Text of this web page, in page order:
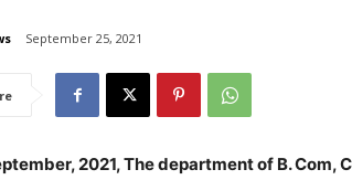
September 25, 2021
2021, The department of B. Com,